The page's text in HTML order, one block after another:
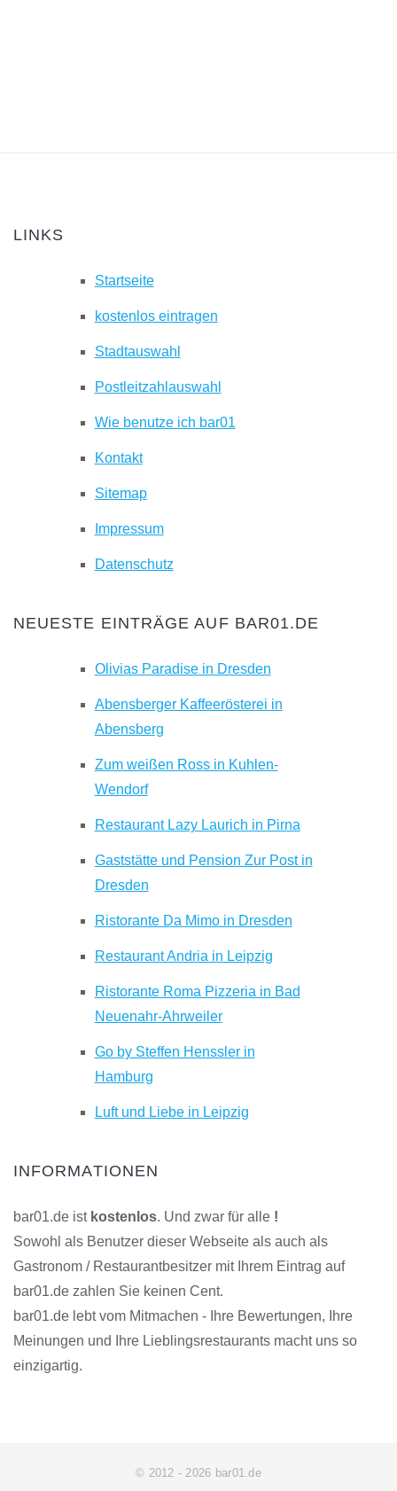
LINKS
Startseite
kostenlos eintragen
Stadtauswahl
Postleitzahlauswahl
Wie benutze ich bar01
Kontakt
Sitemap
Impressum
Datenschutz
NEUESTE EINTRÄGE AUF BAR01.DE
Olivias Paradise in Dresden
Abensberger Kaffeerösterei in
Abensberg
Zum weißen Ross in Kuhlen-
Wendorf
Restaurant Lazy Laurich in Pirna
Gaststätte und Pension Zur Post in
Dresden
Ristorante Da Mimo in Dresden
Restaurant Andria in Leipzig
Ristorante Roma Pizzeria in Bad
Neuenahr-Ahrweiler
Go by Steffen Henssler in
Hamburg
Luft und Liebe in Leipzig
INFORMATIONEN
bar01.de ist kostenlos. Und zwar für alle !
Sowohl als Benutzer dieser Webseite als auch als
Gastronom / Restaurantbesitzer mit Ihrem Eintrag auf
bar01.de zahlen Sie keinen Cent.
bar01.de lebt vom Mitmachen - Ihre Bewertungen, Ihre
Meinungen und Ihre Lieblingsrestaurants macht uns so
einzigartig.
© 2012 - 2026 bar01.de